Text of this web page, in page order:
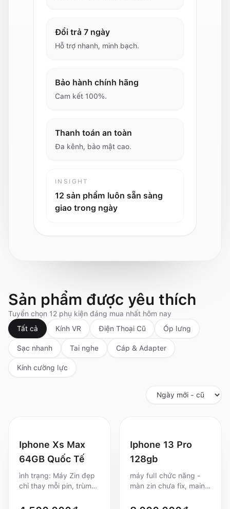
Đổi trả 7 ngày
Hỗ trợ nhanh, minh bạch.
Bảo hành chính hãng
Cam kết 100%.
Thanh toán an toàn
Đa kênh, bảo mật cao.
INSIGHT
12 sản phẩm luôn sẵn sàng
giao trong ngày
Sản phẩm được yêu thích
Tuyển chọn 12 phụ kiện đáng mua nhất hôm nay
Tất cả
Kính VR Điện Thoại Cũ Ốp lưng
Sạc nhanh Tai nghe Cáp & Adapter
Kính cường lực
Iphone Xs Max
64GB Quốc Tế
ình trạng: Máy Zin đẹp
chỉ thay mỗi pin, trùm
Full chức năng, Face ID
Iphone 13 Pro
128gb
máy full chức năng -
màn zin chưa fix, main
100%, bao trâu 💵Giá